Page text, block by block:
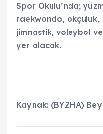
Spor Okulu’nda;
taekwondo, okçuluk,
jimnastik, voleybol
yer alacak.
Kaynak: (BYZHA)